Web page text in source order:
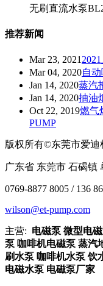
无刷直流水泵
推荐新闻
Mar 23, 2021
Mar 04, 2020自
Jan 14, 2020蒸汽
Jan 14, 2020抽油
Oct 22, 2019燃气
PUMP
版权所有©东莞市爱迪
广东省 东莞市 石碣镇
0769-8877 8005 / 136
wilson@et-pump.com
主营: 电磁泵 微型电
泵 咖啡机电磁泵 蒸汽
刷水泵 咖啡机水泵 饮
电磁水泵 电磁泵厂家